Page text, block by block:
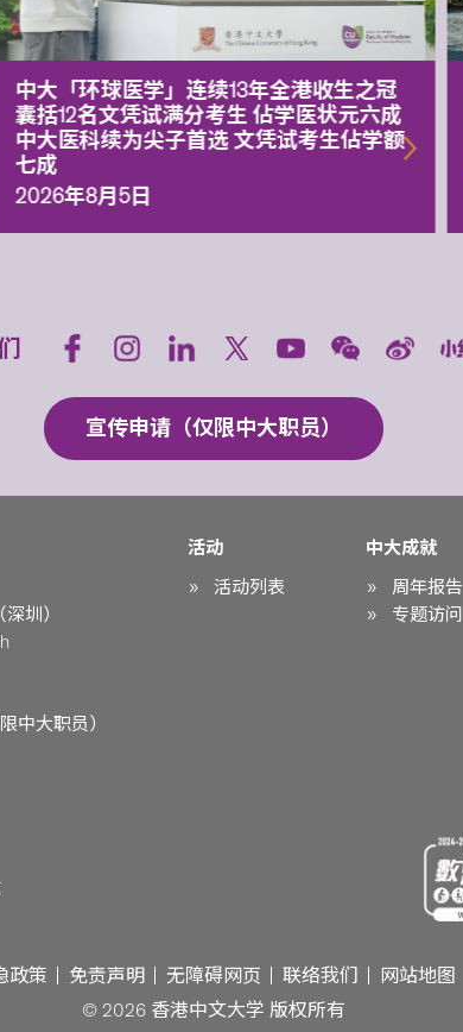
中大「环球医学」连续13年全港收生之冠
囊括12名文凭试满分考生 佔学医状元六成
中大医科续为尖子首选 文凭试考生佔学额
七成
2026年8月5日
宣传申请（仅限中大职员）
圳）
中大职员）
活动
活动列表
中大成就
周年报告
专题访问
政策 免责声明 无障碍网页 联络我们
网站地图
© 2026 香港中文大学 版权所有